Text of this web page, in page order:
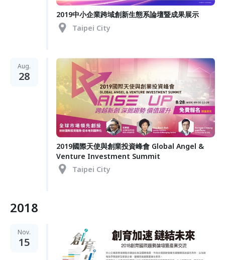
2019中小企業跨域創新生態系論壇暨成果展示
Taipei City
Aug.
28
2019國際天使與創業投資峰會 Global Angel &
Venture Investment Summit
Taipei City
2018
Nov.
15